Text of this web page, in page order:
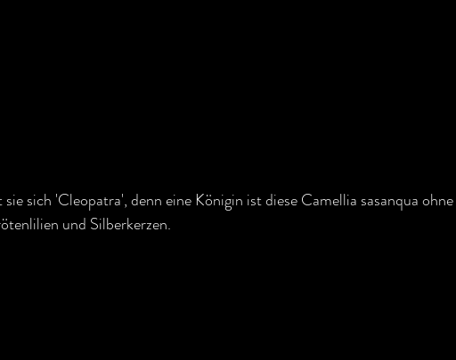
sich 'Cleopatra', denn eine Königin ist diese Camellia sasanqua
und Silberkerzen.